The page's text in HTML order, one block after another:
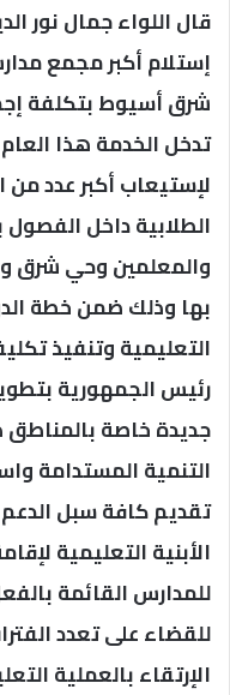
قال اللواء جمال نور
إستلام أكبر مجمع
تدخل الخدمة هذا
لإستيعاب أكبر عدد
الطلابية داخل
والمعلمين وحي شرق
بها وذلك ضمن خطة
التعليمية وتنفيذ
رئيس الجمهورية
جديدة خاصة بالمناطق
تقديم كافة سبل
الأبنية التعليمية
للمدارس القائمة
للقضاء على تعدد
الإرتقاء بالعملية